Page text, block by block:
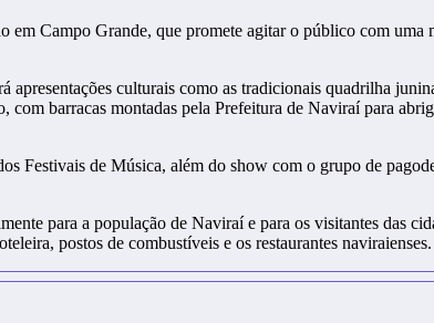
em Campo Grande, que promete agitar o público com
culturais como as tradicionais quadrilha
barracas montadas pela Prefeitura de Naviraí para
Festivais de Música, além do show com o grupo de
para a população de Naviraí e para os visitantes das
postos de combustíveis e os restaurantes naviraienses.